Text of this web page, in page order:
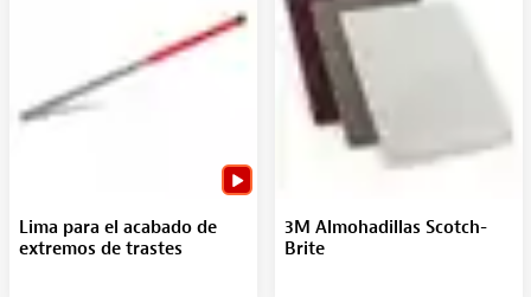
Lima para el acabado de
extremos de trastes
3M Almohadillas Scotch-
Brite